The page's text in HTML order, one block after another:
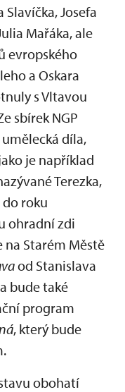
Josefa
Mařáka, ale
evropského
a Oskara
s Vltavou
sbírek NGP
díla,
je například
Terezka,
do roku
ohradní zdi
na Starém Městě
od Stanislava
bude také
program
, který bude
obohatí